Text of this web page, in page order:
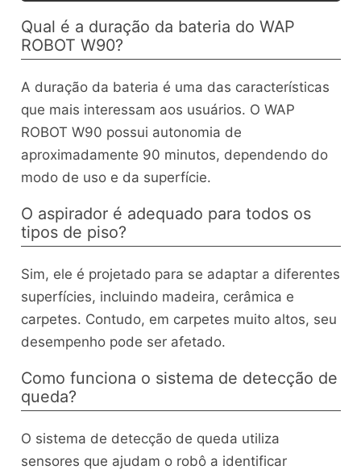
Qual é a duração da bateria do WAP
ROBOT W90?
A duração da bateria é uma das características
que mais interessam aos usuários. O WAP
ROBOT W90 possui autonomia de
aproximadamente 90 minutos, dependendo do
modo de uso e da superfície.
O aspirador é adequado para todos os
tipos de piso?
Sim, ele é projetado para se adaptar a diferentes
superfícies, incluindo madeira, cerâmica e
carpetes. Contudo, em carpetes muito altos, seu
desempenho pode ser afetado.
Como funciona o sistema de detecção de
queda?
O sistema de detecção de queda utiliza
sensores que ajudam o robô a identificar